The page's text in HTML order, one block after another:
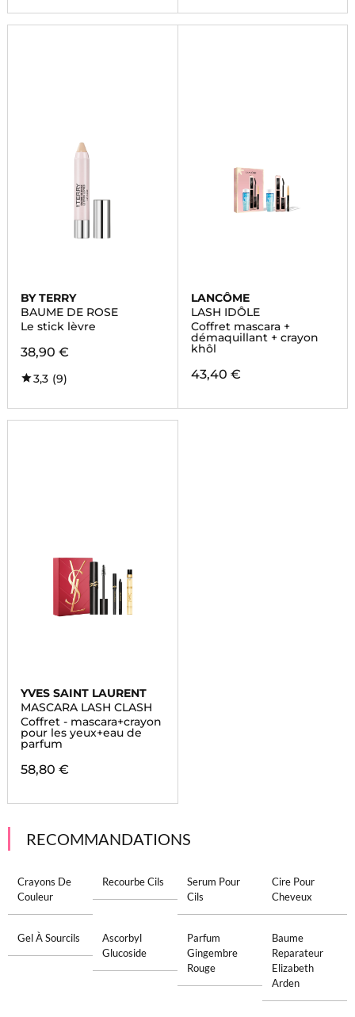
BY TERRY
BAUME DE ROSE
Le stick lèvre
38,90 €
3,3 (9)
LANCÔME
LASH IDÔLE
Coffret mascara +
démaquillant + crayon
khôl
43,40 €
YVES SAINT LAURENT
MASCARA LASH CLASH
Coffret - mascara+crayon
pour les yeux+eau de
parfum
58,80 €
RECOMMANDATIONS
Crayons De
Couleur
Recourbe Cils
Serum Pour
Cils
Cire Pour
Cheveux
Gel À Sourcils
Ascorbyl
Glucoside
Parfum
Gingembre
Rouge
Baume
Reparateur
Elizabeth
Arden